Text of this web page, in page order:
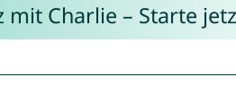
mit Charlie – Starte